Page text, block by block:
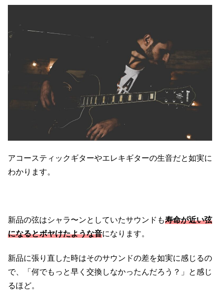
アコースティックギターやエレキギターの生音だと如実に
わかります。
新品の弦はシャラ〜ンとしていたサウンドも寿命が近い弦
になるとボヤけたような音になります。
新品に張り直した時はそのサウンドの差を如実に感じるの
で、「何でもっと早く交換しなかったんだろう？」と感じ
るほど。